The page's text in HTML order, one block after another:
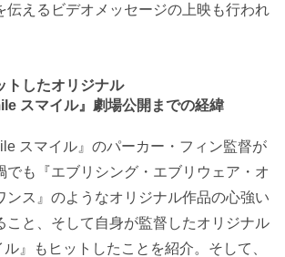
伝えるビデオメッセージの上映も行われ
トしたオリジナル
スマイル』劇場公開までの経緯
スマイル』のパーカー・フィン監督が
でも『エブリシング・エブリウェア・オ
ンス』のようなオリジナル作品の心強い
こと、そして自身が監督したオリジナル
』もヒットしたことを紹介。そして、